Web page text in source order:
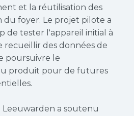
et la réutilisation des
du foyer. Le projet pilote a
de tester l'appareil initial à
recueillir des données de
poursuivre le
produit pour de futures
Leeuwarden a soutenu